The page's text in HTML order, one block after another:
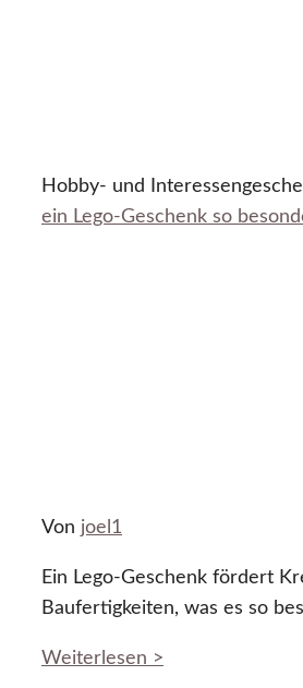
Hobby- und
ein Lego-Geschenk so
Von joel1
Ein Lego-Geschenk fördert
Baufertigkeiten, was es so
Weiterlesen >